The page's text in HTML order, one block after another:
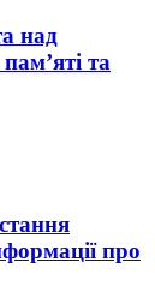
над
та
про